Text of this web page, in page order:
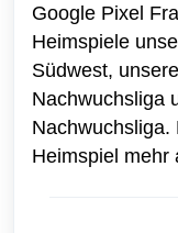
Google Pixel
Heimspiele
Südwest,
Nachwuchsliga
Nachwuchsliga.
Heimspiel mehr